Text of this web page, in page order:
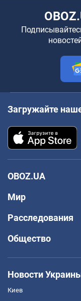
Загружайте
OBOZ.UA
Мир
Расследования
Общество
Новости
Киев